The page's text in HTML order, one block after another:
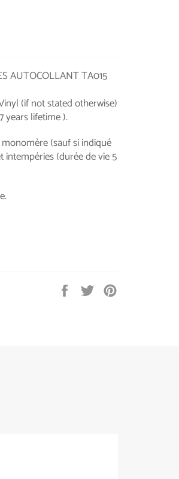
AUTOCOLLANT TA015
(if not stated otherwise)
years lifetime ).
(sauf si indiqué
(durée de vie 5
PartagerTweeter
sur